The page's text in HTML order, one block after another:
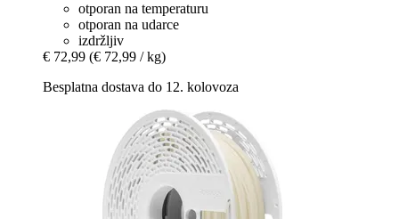
otporan na temperaturu
otporan na udarce
izdržljiv
€ 72,99 (€ 72,99 / kg)
Besplatna dostava do 12. kolovoza